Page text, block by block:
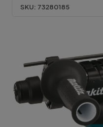
SKU: 73280185